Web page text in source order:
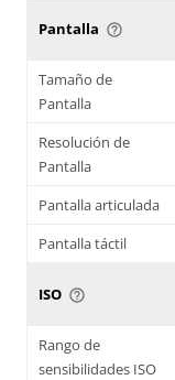
Pantalla help_outline
Tamaño de
Pantalla
Resolución de
Pantalla
Pantalla articulada
Pantalla táctil
ISO help_outline
Rango de
sensibilidades ISO